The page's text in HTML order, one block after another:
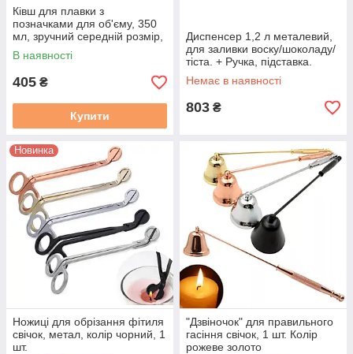
Ківш для плавки з
позначками для об'єму, 350
мл, зручний середній розмір,
1 шт.
В наявності
405 ₴
Купити
Диспенсер 1,2 л металевий,
для заливки воску/шоколаду/
тіста. + Ручка, підставка.
Немає в наявності
803 ₴
Новинка
Ножиці для обрізання фітиля
свічок, метал, колір чорний, 1
шт.
"Дзвіночок" для правильного
гасіння свічок, 1 шт. Колір
рожеве золото